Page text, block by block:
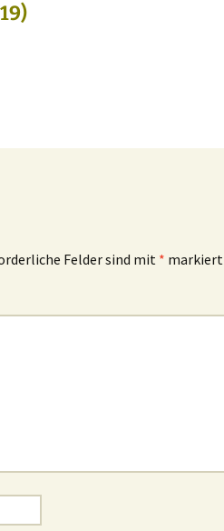
Felder sind mit * markiert